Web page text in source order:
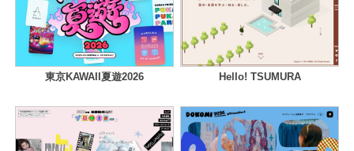
東京KAWAII夏遊2026 Hello! TSUMURA